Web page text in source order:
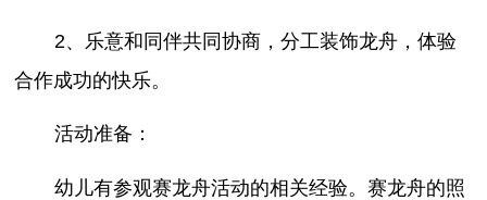
2、乐意和同伴共同协商，分工装饰龙舟，体验
合作成功的快乐。
活动准备：
幼儿有参观赛龙舟活动的相关经验。赛龙舟的照